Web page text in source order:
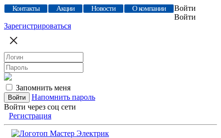
Контакты Акции Новости О компании
Войти
Войти
Зарегистрироваться
Запомнить меня
Напомнить пароль
Войти через соц сети
Регистрация